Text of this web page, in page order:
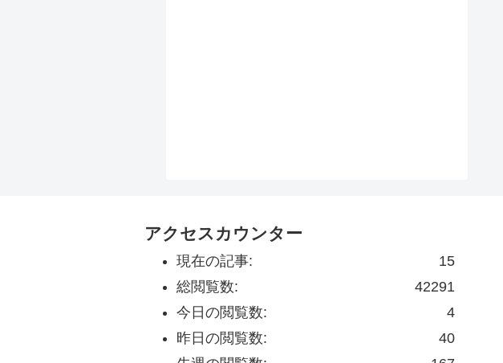
アクセスカウンター
15
現在の記事:
42291
総閲覧数:
4
今日の閲覧数:
40
昨日の閲覧数: